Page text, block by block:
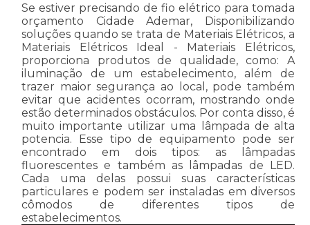
Se estiver precisando de fio elétrico para tomada
orçamento Cidade Ademar, Disponibilizando
soluções quando se trata de Materiais Elétricos, a
Materiais Elétricos Ideal - Materiais Elétricos,
proporciona produtos de qualidade, como: A
iluminação de um estabelecimento, além de
trazer maior segurança ao local, pode também
evitar que acidentes ocorram, mostrando onde
estão determinados obstáculos. Por conta disso, é
muito importante utilizar uma lâmpada de alta
potencia. Esse tipo de equipamento pode ser
encontrado em dois tipos: as lâmpadas
fluorescentes e também as lâmpadas de LED.
Cada uma delas possui suas características
particulares e podem ser instaladas em diversos
cômodos de diferentes tipos de
estabelecimentos.